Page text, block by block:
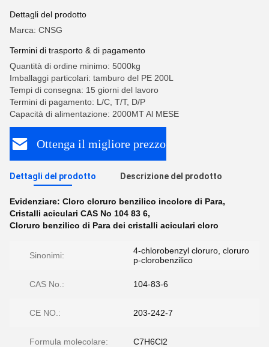
Dettagli del prodotto
Marca: CNSG
Termini di trasporto & di pagamento
Quantità di ordine minimo: 5000kg
Imballaggi particolari: tamburo del PE 200L
Tempi di consegna: 15 giorni del lavoro
Termini di pagamento: L/C, T/T, D/P
Capacità di alimentazione: 2000MT Al MESE
Ottenga il migliore prezzo
Dettagli del prodotto Descrizione del prodotto
Evidenziare: Cloro cloruro benzilico incolore di Para,
Cristalli aciculari CAS No 104 83 6,
Cloruro benzilico di Para dei cristalli aciculari cloro
Sinonimi:
4-chlorobenzyl cloruro, cloruro
p-clorobenzilico
CAS No.: 104-83-6
CE NO.: 203-242-7
Formula molecolare: C7H6Cl2